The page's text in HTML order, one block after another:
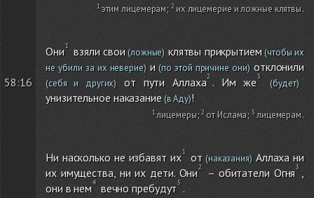
этим лицемерам; их лицемерие и ложные клятвы.
58:16
Они взяли свои(ложные) клятвы прикрытием(чтобы их
не убили за их неверие)и(по этой причине они)отклонили
(себя и других) от пути Аллаха . Им же (будет)
унизительное наказание(в Аду)!
лицемеры; от Ислама; лицемерам.
Ни насколько не избавят их от (наказания)Аллаха ни
их имущества, ни их дети. Они
– обитатели Огня
они в нем
вечно пребудут .